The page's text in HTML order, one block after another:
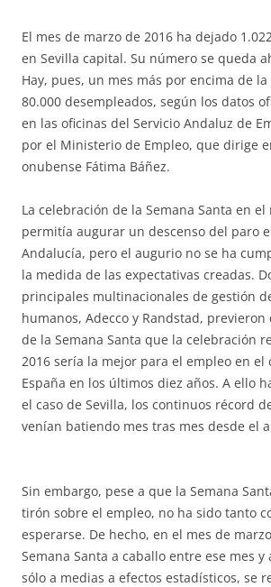
El mes de marzo de 2016 ha dejado
en Sevilla capital. Su número se queda
Hay, pues, un mes más por encima de
80.000 desempleados, según los datos
en las oficinas del Servicio Andaluz de
por el Ministerio de Empleo, que dirige
onubense Fátima Báñez.
La celebración de la Semana Santa en
permitía augurar un descenso del paro
Andalucía, pero el augurio no se ha
la medida de las expectativas creadas.
principales multinacionales de gestión
humanos, Adecco y Randstad,
de la Semana Santa que la celebración
2016 sería la mejor para el empleo en el
España en los últimos diez años. A ello
el caso de Sevilla, los continuos récord
venían batiendo mes tras mes desde el
Sin embargo, pese a que la Semana
tirón sobre el empleo, no ha sido tanto
esperarse. De hecho, en el mes de
Semana Santa a caballo entre ese mes
sólo a medias a efectos estadísticos, se